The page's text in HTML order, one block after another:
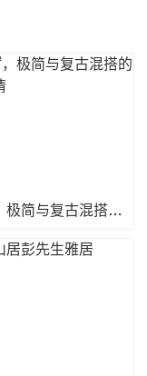
110㎡，极简与复古混搭的别样风情